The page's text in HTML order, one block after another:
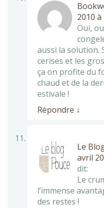
2010
Oui,
aussi la solution.
cerises et les
ça on profite du
chaud et de la
estivale !
Répondre ↓
Le
avril
dit:
Le
l’immense
des restes !